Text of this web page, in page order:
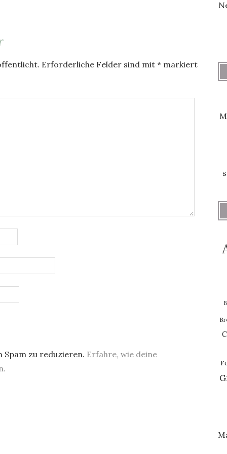
Erforderliche Felder sind mit * markiert
Spam zu reduzieren. Erfahre, wie deine